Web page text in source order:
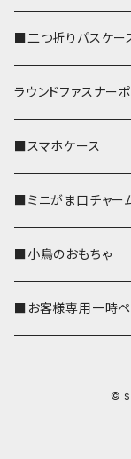
■二つ折りパスケー
ラウンドファスナー
■スマホケース
■ミニがま口チャー
■小鳥のおもちゃ
■お客様専用一時
©